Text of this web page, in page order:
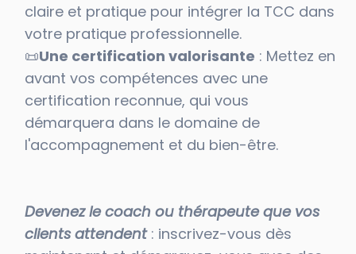
claire et pratique pour intégrer la TCC dans
votre pratique professionnelle.
📜Une certification valorisante : Mettez en
avant vos compétences avec une
certification reconnue, qui vous
démarquera dans le domaine de
l'accompagnement et du bien-être.
Devenez le coach ou thérapeute que vos
clients attendent : inscrivez-vous dès